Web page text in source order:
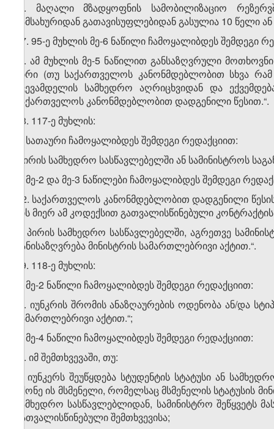
„6. მაღალი მზადყოფნის სამობილიზაციო
სამსახურიდან გათავისუფლებიდან გასულია 10 წელი
37. 95-ე მუხლის მე-6 ნაწილი ჩამოყალიბდეს შემდეგი
„6. ამ მუხლის მე-5 ნაწილით განსაზღვრული
პირი (თუ საქართველოს კანონმდებლობით სხვა
წვევამდელის სამხედრო აღრიცხვიდან და
საქართველოს კანონმდებლობით დადგენილი წესით.“.
38. 117-ე მუხლის:
ა) სათაური ჩამოყალიბდეს შემდეგი რედაქციით:
„პირის სამხედრო სასწავლებელში ან სამინისტროს
ბ) მე-2 და მე-3 ნაწილები ჩამოყალიბდეს შემდეგი
„2. საქართველოს კანონმდებლობით დადგენილი
მის მიერ ამ კოდექსით გათვალისწინებული
3. პირის სამხედრო სასწავლებელში, აგრეთვე
განისაზღვრება მინისტრის სამართლებრივი აქტით.“.
39. 118-ე მუხლის:
ა) მე-2 ნაწილი ჩამოყალიბდეს შემდეგი რედაქციით:
„2. იუნკრის შრომის ანაზღაურების ოდენობა ან/და
სამართლებრივი აქტით.“;
ბ) მე-4 ნაწილი ჩამოყალიბდეს შემდეგი რედაქციით:
„4. იმ შემთხვევაში, თუ:
ა) იუნკერს შეუწყდება სტუდენტის სტატუსი ან
მქონე ის მსმენელი, რომელსაც მსმენელის სტატუსის
სამხედრო სასწავლებლიდან, სამინისტრო შეწყვეტს
გათვალისწინებული შემთხვევისა;